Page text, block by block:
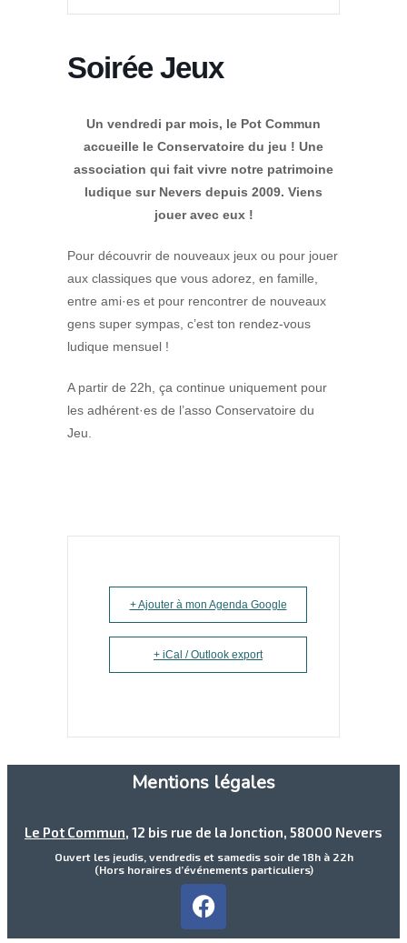
Soirée Jeux
Un vendredi par mois, le Pot Commun
accueille le Conservatoire du jeu ! Une
association qui fait vivre notre patrimoine
ludique sur Nevers depuis 2009. Viens
jouer avec eux !
Pour découvrir de nouveaux jeux ou pour jouer
aux classiques que vous adorez, en famille,
entre ami·es et pour rencontrer de nouveaux
gens super sympas, c’est ton rendez-vous
ludique mensuel !
A partir de 22h, ça continue uniquement pour
les adhérent·es de l’asso Conservatoire du
Jeu.
+ Ajouter à mon Agenda Google
+ iCal / Outlook export
Mentions légales
Le Pot Commun , 12 bis rue de la Jonction, 58000 Nevers
Ouvert les jeudis, vendredis et samedis soir de 18h à 22h
(Hors horaires d’événements particuliers)